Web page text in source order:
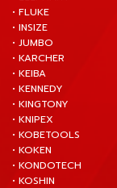
• FLUKE
• INSIZE
• JUMBO
• KARCHER
• KEIBA
• KENNEDY
• KINGTONY
• KNIPEX
• KOBETOOLS
• KOKEN
• KONDOTECH
• KOSHIN